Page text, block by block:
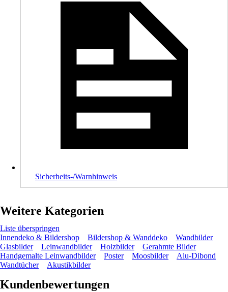
Sicherheits-/Warnhinweis
Weitere Kategorien
Liste überspringen
Innendeko & Bildershop
Bildershop & Wanddeko
Wandbilder
Glasbilder
Leinwandbilder Holzbilder
Gerahmte Bilder
Handgemalte Leinwandbilder
Poster Moosbilder
Alu-Dibond
Wandtücher
Akustikbilder
Kundenbewertungen